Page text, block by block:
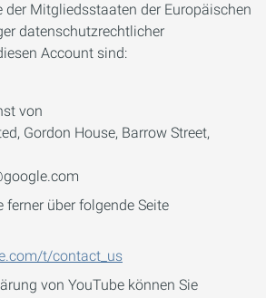
der Mitgliedsstaaten der Europäischen
datenschutzrechtlicher
Account sind:
von
Gordon House, Barrow Street,
ferner über folgende Seite
t/contact_us
von YouTube können Sie